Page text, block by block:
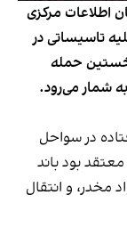
اطلاعات مرکزی
تاسیساتی در
حمله
شمار می‌رود.
در سواحل
معتقد بود باند
مخدر، و انتقال